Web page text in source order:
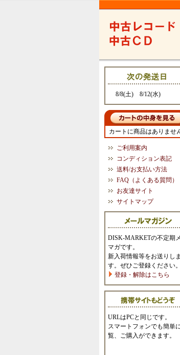
8/8(土) 8/12(水)
カートに商品はありませ
ご利用案内
コンディション表記
送料/お支払い方法
FAQ（よくある質問）
お友達サイト
サイトマップ
DISK-MARKETの不定期
マガです。
新入荷情報等をお送りしま
す。ぜひご登録ください。
登録・解除はこちら
URLはPCと同じです。
スマートフォンでも簡単
覧、ご購入ができます。